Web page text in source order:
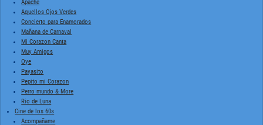
Apache
Aquellos Ojos Verdes
Concierto para Enamorados
Mañana de Carnaval
Mi Corazon Canta
Muy Amigos
Oye
Payasito
Pepito mi Corazon
Perro mundo & More
Rio de Luna
Cine de los 60s
Acompañame